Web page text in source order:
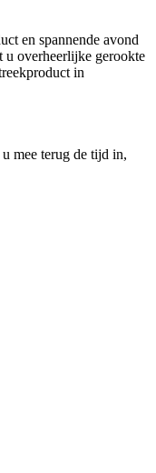
en spannende avond
u overheerlijke gerookte
in
mee terug de tijd in,